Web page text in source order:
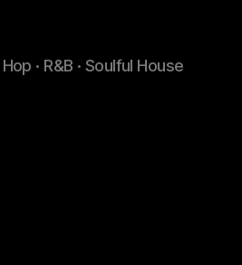
· R&B · Soulful House